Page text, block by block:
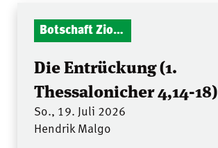
Botschaft Zionshalle
Die Entrückung (1.
Thessalonicher 4,14-18)
So., 19. Juli 2026
Hendrik Malgo